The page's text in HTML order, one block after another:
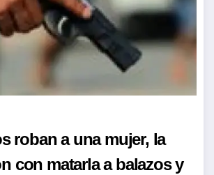
roban a una mujer, la
con matarla a balazos y